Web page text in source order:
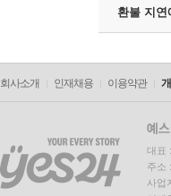
환불 지연
회사소개 인재채용 이용약관
대표
주소
사업